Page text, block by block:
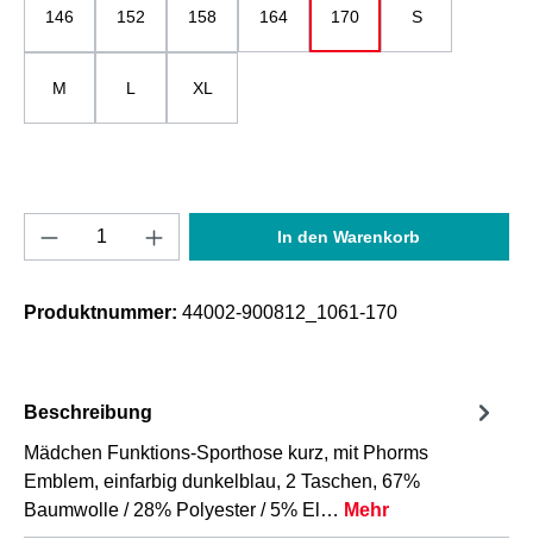
146 152 158 164 170 S
M L XL
Produkt Anzahl: Gib den gewünschten
In den Warenkorb
Produktnummer: 44002-900812_1061-170
Beschreibung
Mädchen Funktions-Sporthose kurz, mit Phorms
Emblem, einfarbig dunkelblau, 2 Taschen, 67%
Baumwolle / 28% Polyester / 5% El… Mehr